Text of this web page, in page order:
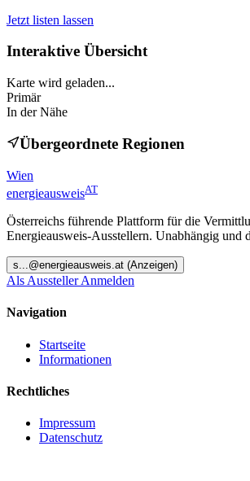
Jetzt listen lassen
Interaktive Übersicht
Karte wird geladen...
Primär
In der Nähe
Übergeordnete Regionen
Wien
energieausweisAT
Österreichs führende Plattform für die
Energieausweis-Ausstellern. Unabhängig und
s ...@energieausweis.at (Anzeigen)
Als Aussteller Anmelden
Navigation
Startseite
Informationen
Rechtliches
Impressum
Datenschutz